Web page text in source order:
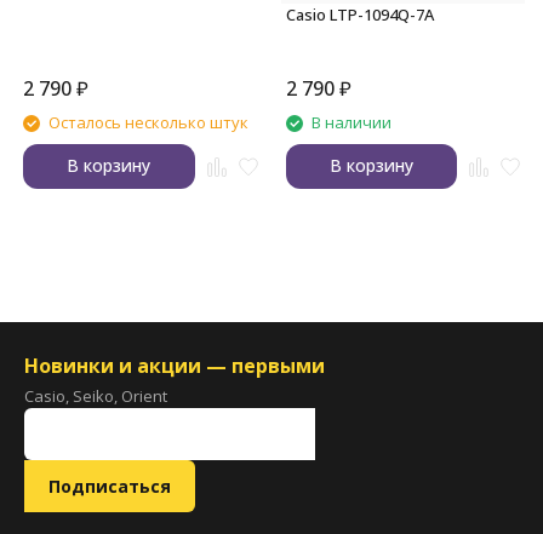
2 790₽
Осталось несколько штук
В корзину
Casio LTP-1094Q-7A
2 790 ₽
В наличии
В корзину
Новинки и акции — первыми
Casio, Seiko, Orient